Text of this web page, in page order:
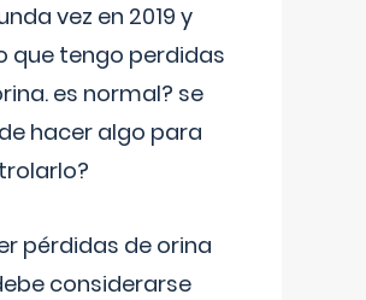
vez en 2019 y
que tengo perdidas
es normal? se
hacer algo para
pérdidas de orina
considerarse